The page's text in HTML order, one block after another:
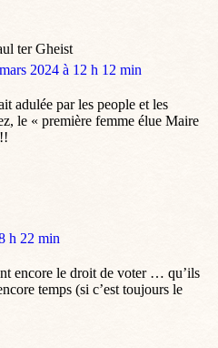
ter Gheist
2024 à 12 h 12 min
adulée par les people et les
le « première femme élue Maire
h 22 min
encore le droit de voter … qu’ils
temps (si c’est toujours le